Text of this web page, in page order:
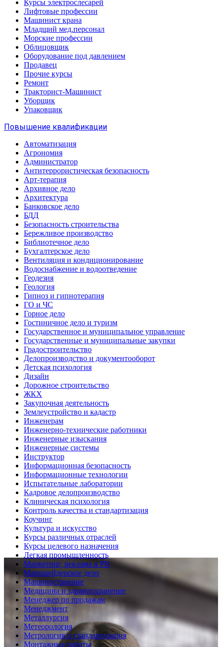
Курсы электрослесарей
Лифтовые профессии
Машинист крана
Младщий мед.персонал
Морские профессии
Облицовщик
Оборудование под давлением
Продавец
Прочие курсы
Ремонт
Тракторист-Машинист
Уборщик
Упаковщик
Повышение квалификации
Автоматизация
Агрономия
Администратор
Антитеррористическая безопасность
Арт-терапия
Архивное дело
Архитектура
Банковское дело
БДД
Безопасность строительства
Бережливое производство
Библиотечное дело
Бухгалтерское дело
Вентиляция и кондиционирование
Водоснабжение и водоотведение
Геодезия
Геология
Гипноз и гипнотерапия
ГО и ЧС
Горное дело
Гостиничное дело и туризм
Государственное и муниципальное управление
Государственные и муниципальные закупки
Градостроительство
Делопроизводство и документооборот
Детская психология
Дизайн
Дорожное строительство
ЖКХ
Закупочная деятельность
Землеустройство и кадастр
Инженерам
Инженерно-технические работники
Инженерные изыскания
Инженерные системы
Инструктор
Информационная безопасность
Информационные технологии
Испытательные лаборатории
Кадровое делопроизводство
Клиническая психология
Контроль качества и стандартизация
Коучинг
Культура и искусство
Курсы различных отраслей
Курсы целевого назначения
Легкая промышленность
Маркетинг, реклама и PR
Маркшейдерское дело
Машиностроение
Медицина и здравоохранение
Менеджер по продажам
Менеджмент
Металлургия
Метеорология
Метрология и стандартизация
Монтажные работы